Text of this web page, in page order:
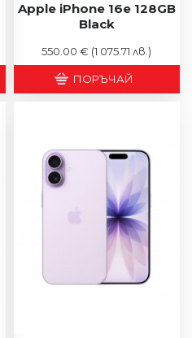
Apple iPhone 16e 128GB
Black
550.00 € (1 075.71 лв.)
ПОРЪЧАЙ